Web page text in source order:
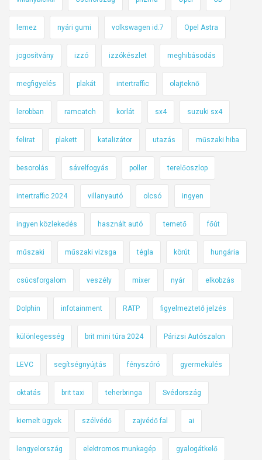
lemez nyári gumi volkswagen id.7 Opel Astra
jogosítvány izzó izzókészlet meghibásodás
megfigyelés plakát intertraffic olajteknő
lerobban ramcatch korlát sx4 suzuki sx4
felirat plakett katalizátor utazás műszaki hiba
besorolás sávelfogyás poller terelőoszlop
intertraffic 2024 villanyautó olcsó ingyen
ingyen közlekedés használt autó temető főút
műszaki műszaki vizsga tégla körút hungária
csúcsforgalom veszély mixer nyár elkobzás
Dolphin infotainment RATP figyelmeztető jelzés
különlegesség brit mini túra 2024 Párizsi Autószalon
LEVC segítségnyújtás fényszóró gyermekülés
oktatás brit taxi teherbringa Svédország
kiemelt ügyek szélvédő zajvédő fal ai
lengyelország elektromos munkagép gyalogátkelő